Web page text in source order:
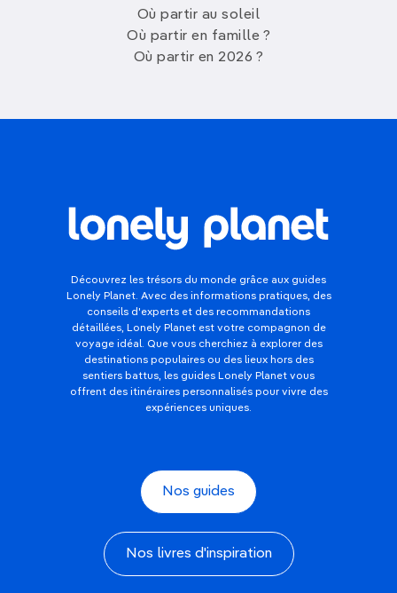
Où partir au soleil
Où partir en famille ?
Où partir en 2026 ?
Découvrez les trésors du monde grâce aux guides
Lonely Planet. Avec des informations pratiques, des
conseils d'experts et des recommandations
détaillées, Lonely Planet est votre compagnon de
voyage idéal. Que vous cherchiez à explorer des
destinations populaires ou des lieux hors des
sentiers battus, les guides Lonely Planet vous
offrent des itinéraires personnalisés pour vivre des
expériences uniques.
Nos guides
Nos livres d'inspiration